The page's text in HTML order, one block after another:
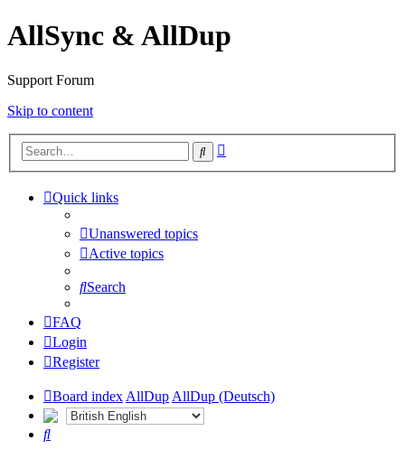
AllSync & AllDup
Support Forum
Skip to content
Search
Quick links
Unanswered topics
Active topics
Search
FAQ
Login
Register
Board indexAllDupAllDup (Deutsch)
Search